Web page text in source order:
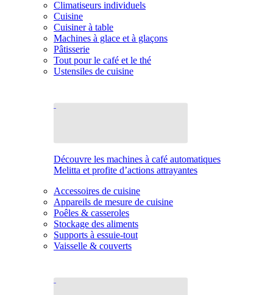
Climatiseurs individuels
Cuisine
Cuisiner à table
Machines à glace et à glaçons
Pâtisserie
Tout pour le café et le thé
Ustensiles de cuisine
Découvre les machines à café automatiques
Melitta et profite d’actions attrayantes
Accessoires de cuisine
Appareils de mesure de cuisine
Poêles & casseroles
Stockage des aliments
Supports à essuie-tout
Vaisselle & couverts